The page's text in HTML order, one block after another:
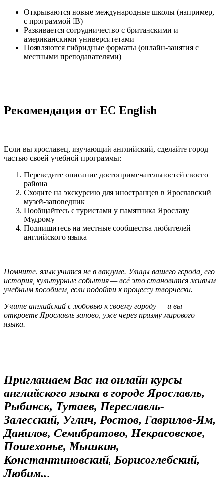
Открываются новые международные школы (например,
с программой IB)
Развивается сотрудничество с британскими и
американскими университетами
Появляются гибридные форматы (онлайн-занятия с
местными преподавателями)
Рекомендация от EC English
Если вы ярославец, изучающий английский, сделайте город
частью своей учебной программы:
Переведите описание достопримечательностей своего
района
Сходите на экскурсию для иностранцев в Ярославский
музей-заповедник
Пообщайтесь с туристами у памятника Ярославу
Мудрому
Подпишитесь на местные сообщества любителей
английского языка
Помните: язык учится не в вакууме. Улицы вашего города, его
история, культурные события — всё это становится живым
учебным пособием, если подойти к процессу творчески.
Учите английский с любовью к своему городу — и вы
откроете Ярославль заново, уже через призму мирового
языка.
Приглашаем Вас на онлайн курсы
английского языка в городе Ярославль,
Рыбинск, Тутаев, Переславль-
Залесский, Углич, Ростов, Гаврилов-Ям,
Данилов, Семибратово, Некрасовское,
Пошехонье, Мышкин,
Константиновский, Борисоглебский,
Любим...